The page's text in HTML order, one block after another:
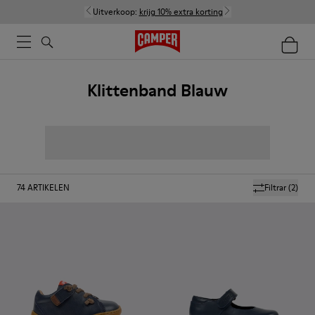
Uitverkoop: krijg 10% extra korting
Klittenband Blauw
Filtrar(2)
74ARTIKELEN